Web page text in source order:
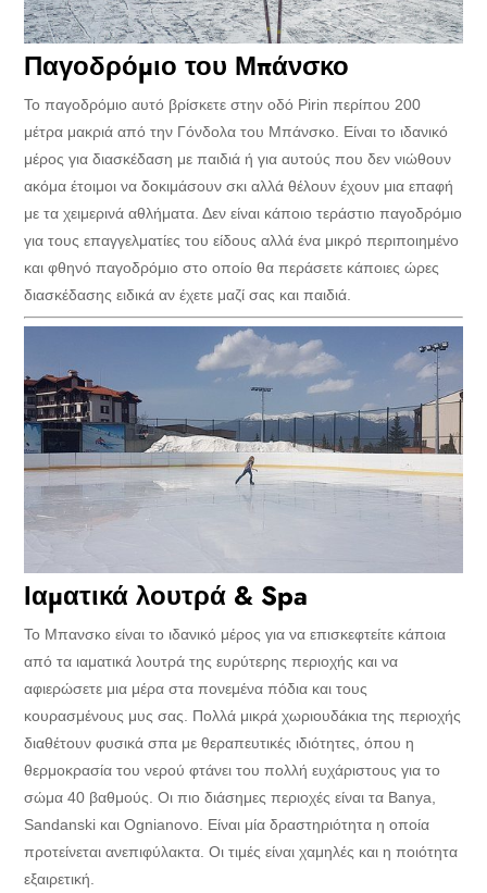
Παγοδρόμιο του Μπάνσκο
Το παγοδρόμιο αυτό βρίσκετε στην οδό Pirin περίπου 200
μέτρα μακριά από την Γόνδολα του Μπάνσκο. Είναι το ιδανικό
μέρος για διασκέδαση με παιδιά ή για αυτούς που δεν νιώθουν
ακόμα έτοιμοι να δοκιμάσουν σκι αλλά θέλουν έχουν μια επαφή
με τα χειμερινά αθλήματα. Δεν είναι κάποιο τεράστιο παγοδρόμιο
για τους επαγγελματίες του είδους αλλά ένα μικρό περιποιημένο
και φθηνό παγοδρόμιο στο οποίο θα περάσετε κάποιες ώρες
διασκέδασης ειδικά αν έχετε μαζί σας και παιδιά.
Ιαματικά λουτρά & Spa
Το Μπανσκο είναι το ιδανικό μέρος για να επισκεφτείτε κάποια
από τα ιαματικά λουτρά της ευρύτερης περιοχής και να
αφιερώσετε μια μέρα στα πονεμένα πόδια και τους
κουρασμένους μυς σας. Πολλά μικρά χωριουδάκια της περιοχής
διαθέτουν φυσικά σπα με θεραπευτικές ιδιότητες, όπου η
θερμοκρασία του νερού φτάνει του πολλή ευχάριστους για το
σώμα 40 βαθμούς. Οι πιο διάσημες περιοχές είναι τα Banya,
Sandanski και Ognianovo. Είναι μία δραστηριότητα η οποία
προτείνεται ανεπιφύλακτα. Οι τιμές είναι χαμηλές και η ποιότητα
εξαιρετική.